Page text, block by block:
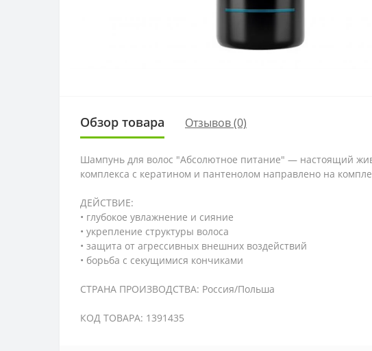
Обзор товара Отзывов (0)
Шампунь для волос "Абсолютное питание" — настоящий
комплекса с кератином и пантенолом направлено на
ДЕЙСТВИЕ:
• глубокое увлажнение и сияние
• укрепление структуры волоса
• защита от агрессивных внешних воздействий
• борьба с секущимися кончиками
СТРАНА ПРОИЗВОДСТВА: Россия/Польша
КОД ТОВАРА: 1391435